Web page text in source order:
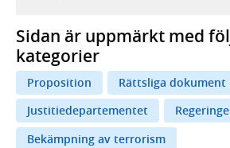
Sidan är uppmärkt med
kategorier
Proposition
Rättsliga dokument
Justitiedepartementet
Bekämpning av terrorism